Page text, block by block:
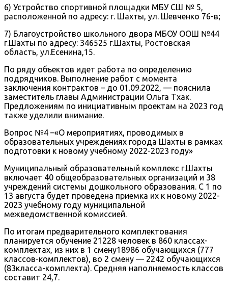
6) Устройство спортивной площадки МБУ СШ № 5,
расположенной по адресу: г. Шахты, ул. Шевченко 76-в;
7) Благоустройство школьного двора МБОУ ООШ №44
г.Шахты по адресу: 346525 г.Шахты, Ростовская
область, ул.Есенина,15.
По ряду объектов идет работа по определению
подрядчиков. Выполнение работ с момента
заключения контрактов – до 01.09.2022, — пояснила
заместитель главы Администрации Ольга Тхак.
Предложениям по инициативным проектам на 2023 год
также уделили внимание.
Вопрос №4 –«О мероприятиях, проводимых в
образовательных учреждениях города Шахты в рамках
подготовки к новому учебному 2022-2023 году»
Муниципальный образовательный комплекс г.Шахты
включает 40 общеобразовательных организаций и 38
учреждений системы дошкольного образования. С 1 по
13 августа будет проведена приемка их к новому 2022-
2023 учебному году муниципальной
межведомственной комиссией.
По итогам предварительного комплектования
планируется обучение 21228 человек в 860 классах-
комплектах, из них в 1 смену18986 обучающихся (777
классов-комплектов), во 2 смену — 2242 обучающихся
(83класса-комплекта). Средняя наполняемость классов
составит 24,7.